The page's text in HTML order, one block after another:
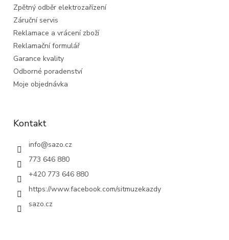
Zpětný odběr elektrozařízení
Záruční servis
Reklamace a vrácení zboží
Reklamační formulář
Garance kvality
Odborné poradenství
Moje objednávka
Kontakt
info@sazo.cz
773 646 880
+420 773 646 880
https://www.facebook.com/sitmuzekazdy
sazo.cz